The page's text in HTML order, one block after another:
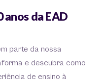
anos da EAD
parte da nossa
e descubra como
de ensino à